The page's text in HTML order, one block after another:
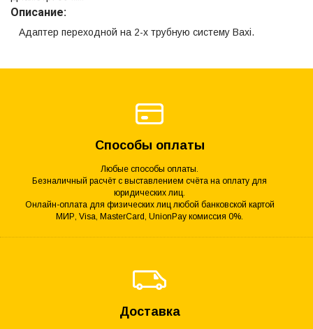
Описание:
Адаптер переходной на 2-х трубную систему Baxi.
Способы оплаты
Любые способы оплаты.
Безналичный расчёт с выставлением счёта на оплату для
юридических лиц.
Онлайн-оплата для физических лиц любой банковской картой
МИР, Visa, MasterCard, UnionPay комиссия 0%.
Доставка